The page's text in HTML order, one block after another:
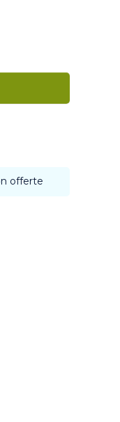
offerte